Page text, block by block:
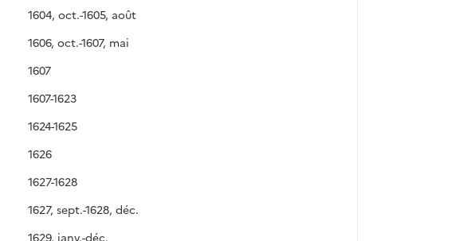
1604, oct.-1605, août
1606, oct.-1607, mai
1607
1607-1623
1624-1625
1626
1627-1628
1627, sept.-1628, déc.
1629, janv.-déc.